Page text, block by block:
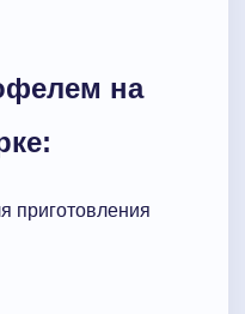
на
приготовления